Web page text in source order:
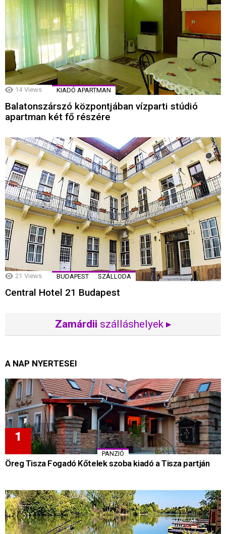
14 Views KIADÓ APARTMAN
Balatonszárszó központjában vízparti stúdió
apartman két fő részére
21 Views BUDAPEST SZÁLLODA
Central Hotel 21 Budapest
Zamárdii szálláshelyek ▸
A NAP NYERTESEI
PANZIÓ
Öreg Tisza Fogadó Kőtelek szoba kiadó a Tisza partján